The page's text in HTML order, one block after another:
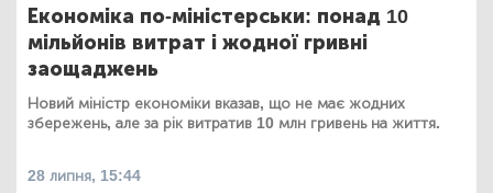
Економіка по-міністерськи: понад 10
мільйонів витрат і жодної гривні
заощаджень
Новий міністр економіки вказав, що не має жодних
збережень, але за рік витратив 10 млн гривень на життя.
28 липня, 15:44